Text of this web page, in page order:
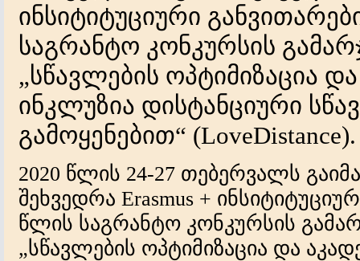
ინსიტიტუციური
საგრანტო კონკურსის
„სწავლების ოპტიმიზაცია
ინკლუზია დისტანციური
გამოყენებით“ (LoveDistance).
2020 წლის 24-27 თებერვალს
შეხვედრა Erasmus +
წლის საგრანტო კონკურსის
„სწავლების ოპტიმიზაცია და